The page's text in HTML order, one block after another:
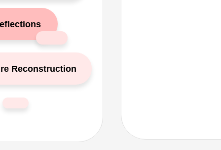
Reconstruction